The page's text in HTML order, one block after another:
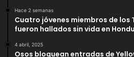
Hace 2 semanas
Cuatro jóvenes miembros de los
fueron hallados sin vida en
4 abril, 2025
Osos bloquean entradas de